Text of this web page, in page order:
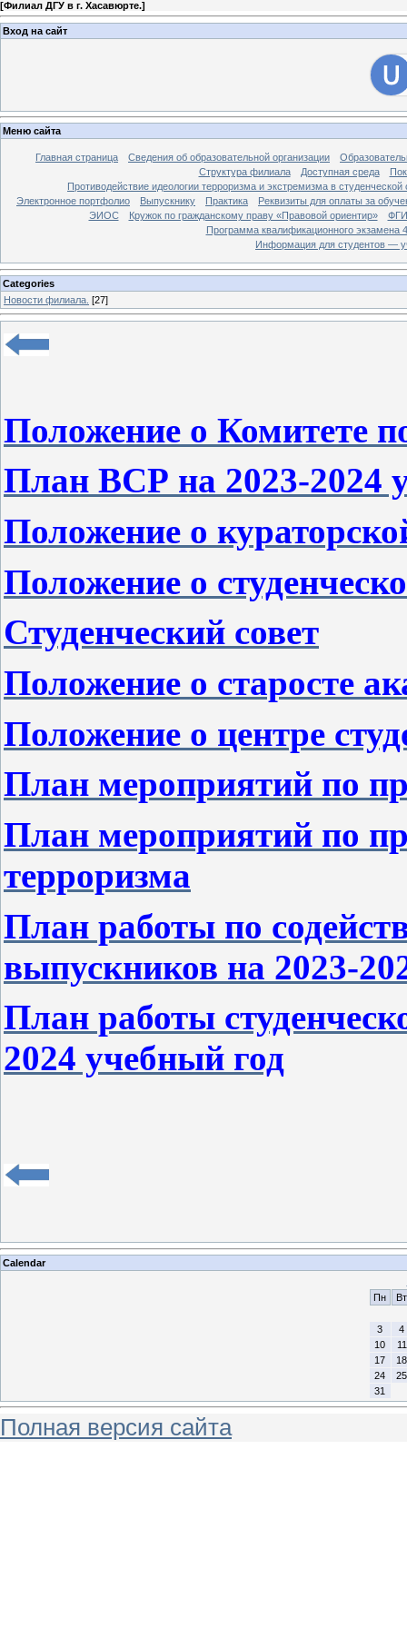
[Филиал ДГУ в г. Хасавюрте.]
Вход на сайт
Меню сайта
Главная страница Сведения об образовательной организации
Структура филиала
Доступная среда
Противодействие идеологии терроризма и экстремизма в студенческой
Электронное портфолио
Выпускнику Практика
Реквизиты для оплаты за
ЭИОС
Кружок по гражданскому праву «Правовой ориентир»
Программа квалификационного экзамена
Информация для студентов —
Categories
Новости филиала. [27]
Положение о Комитете
План ВСР на 2023-2024
Положение о
Положение о
Студенческий совет
Положение о старосте
Положение о центре
План мероприятий по
План мероприятий по
терроризма
План работы по
выпускников на 2023-
План работы
2024 учебный год
Calendar
Пн
Вт
3
4
10
11
17
18
24
25
31
Полная версия сайта